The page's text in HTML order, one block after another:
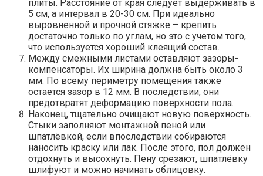
плиты. Расстояние от края следует выдерживать в
5 см, а интервал в 20-30 см. При идеально
выровненной и прочной стяжке – крепить
достаточно только по углам, но это с учетом того,
что используется хороший клеящий состав.
Между смежными листами оставляют зазоры-
компенсаторы. Их ширина должна быть около 3
мм. По всему периметру помещения также
остается зазор в 12 мм. В последствии, они
предотвратят деформацию поверхности пола.
Наконец, тщательно очищают новую поверхность.
Стыки заполняют монтажной пеной или
шпатлёвкой, если впоследствии собираются
наносить краску или лак. После этого, пол должен
отдохнуть и высохнуть. Пену срезают, шпатлёвку
шлифуют и можно начинать облицовку.